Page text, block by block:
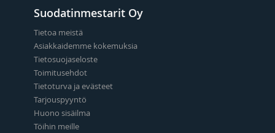
Suodatinmestarit Oy
Tietoa meistä
Asiakkaidemme kokemuksia
Tietosuojaseloste
Toimitusehdot
Tietoturva ja evästeet
Tarjouspyyntö
Huono sisäilma
Töihin meille